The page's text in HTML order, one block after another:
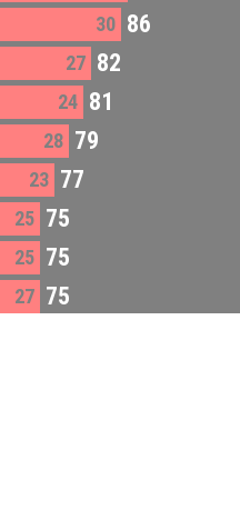
30 86
27 82
24 81
28 79
23 77
25 75
25 75
27 75